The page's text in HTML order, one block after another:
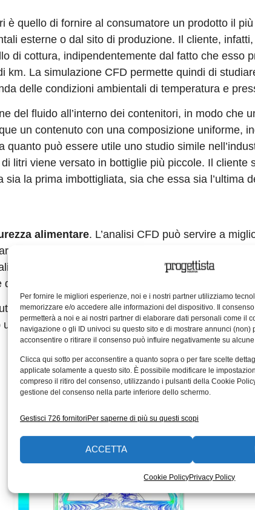
Per fornire le migliori esperienze, noi e i nostri partner utilizziamo
memorizzare e/o accedere alle informazioni del dispositivo. Il
permetterà a noi e ai nostri partner di elaborare dati personali come il
navigazione o gli ID univoci su questo sito e di mostrare annunci (non)
acconsentire o ritirare il consenso può influire negativamente su
Clicca qui sotto per acconsentire a quanto sopra o per fare scelte
applicate solamente a questo sito. È possibile modificare le
compreso il ritiro del consenso, utilizzando i pulsanti della Cookie
gestione del consenso nella parte inferiore dello schermo.
Gestisci 726 fornitoriPer saperne di più su questi scopi
ACCETTA
Cookie PolicyPrivacy Policy
è quello di fornire al consumatore un prodotto il
esterne o dal sito di produzione. Il cliente,
di cottura, indipendentemente dal fatto che esso
km. La simulazione CFD permette quindi di
delle condizioni ambientali di temperatura e
del fluido all’interno dei contenitori, in modo che
un contenuto con una composizione uniforme,
può essere utile uno studio simile
litri viene versato in bottiglie più piccole. Il cliente
la prima imbottigliata, sia che essa sia l’ultima
alimentare. L’analisi CFD può servire a
attenzione a quelle fasi dove il contenitore è
dei flussi d’aria può essere utilizzata per
lavorazione di prodotti diversi nello stesso sito
per studiare meglio il comportamento di
riduzione dei requisiti della direttiva ATEX, che